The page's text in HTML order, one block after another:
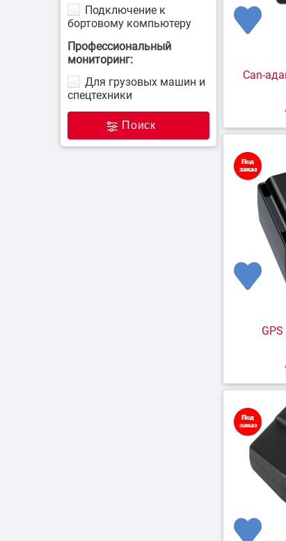
Подключение к
бортовому компьютеру
Профессиональный
мониторинг:
Для грузовых машин и
спецтехники
Поиск
Can-